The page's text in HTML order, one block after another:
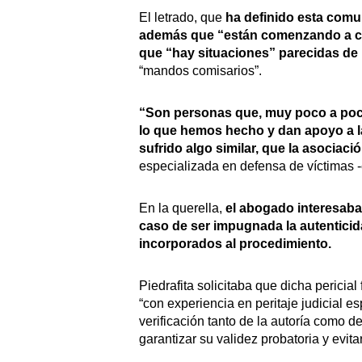
El letrado, que ha definido esta
además que “están comenzando a
que “hay situaciones” parecidas
“mandos comisarios”.
“Son personas que, muy poco a
lo que hemos hecho y dan apoyo a
sufrido algo similar, que la
especializada en defensa de víctimas
En la querella, el abogado
caso de ser impugnada la
incorporados al procedimiento.
Piedrafita solicitaba que dicha
“con experiencia en peritaje judicial
verificación tanto de la autoría como
garantizar su validez probatoria y